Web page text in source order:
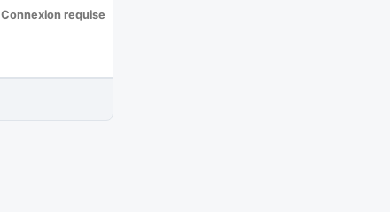
Connexion requise